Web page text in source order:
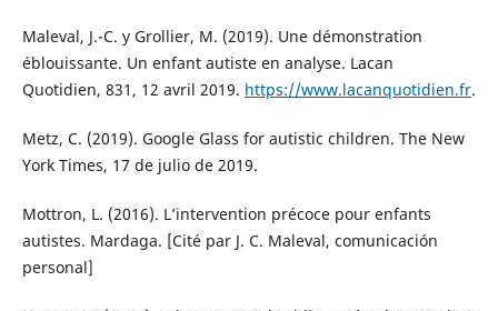
Maleval, J.-C. y Grollier, M. (2019). Une démonstration
éblouissante. Un enfant autiste en analyse. Lacan
Quotidien, 831, 12 avril 2019. https://www.lacanquotidien.fr.
Metz, C. (2019). Google Glass for autistic children. The New
York Times, 17 de julio de 2019.
Mottron, L. (2016). L’intervention précoce pour enfants
autistes. Mardaga. [Cité par J. C. Maleval, comunicación
personal]